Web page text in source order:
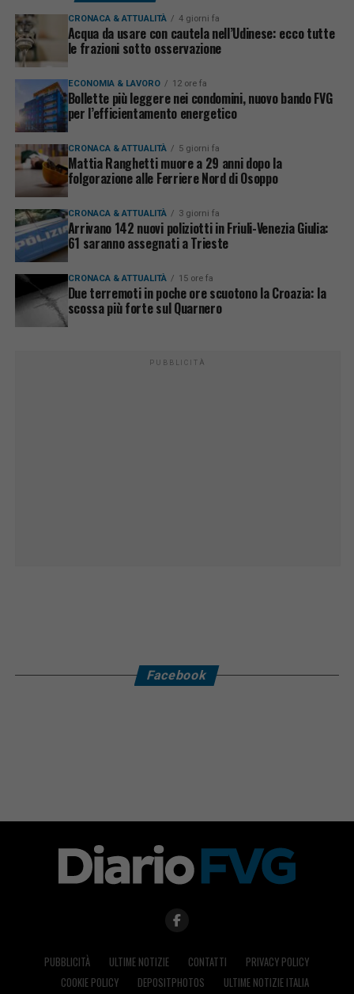
CRONACA & ATTUALITÀ 4 giorni fa
Acqua da usare con cautela nell’Udinese: ecco tutte
le frazioni sotto osservazione
ECONOMIA & LAVORO 12 ore fa
Bollette più leggere nei condomini, nuovo bando FVG
per l’efficientamento energetico
CRONACA & ATTUALITÀ 5 giorni fa
Mattia Ranghetti muore a 29 anni dopo la
folgorazione alle Ferriere Nord di Osoppo
CRONACA & ATTUALITÀ 3 giorni fa
Arrivano 142 nuovi poliziotti in Friuli-Venezia Giulia:
61 saranno assegnati a Trieste
CRONACA & ATTUALITÀ 15 ore fa
Due terremoti in poche ore scuotono la Croazia: la
scossa più forte sul Quarnero
PUBBLICITÀ
Facebook
PUBBLICITÀ ULTIME NOTIZIE CONTATTI
PRIVACY POLICY
COOKIE POLICY
DEPOSITPHOTOS ULTIME NOTIZIE ITALIA